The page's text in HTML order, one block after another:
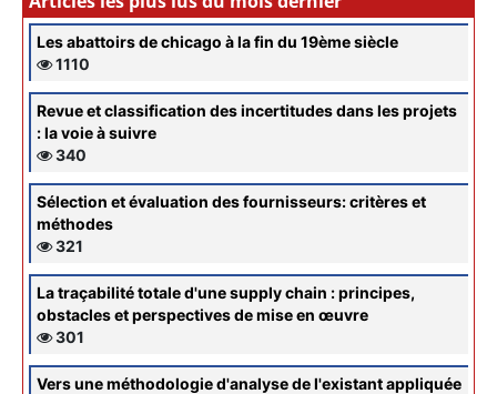
Les abattoirs de chicago à la fin du 19ème siècle
1110
Revue et classification des incertitudes dans les projets
: la voie à suivre
340
Sélection et évaluation des fournisseurs: critères et
méthodes
321
La traçabilité totale d'une supply chain : principes,
obstacles et perspectives de mise en œuvre
301
Vers une méthodologie d'analyse de l'existant appliquée